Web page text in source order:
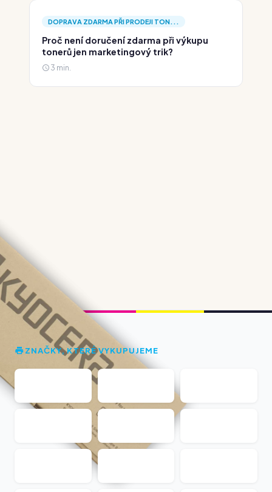
DOPRAVA ZDARMA PŘI PRODEJI TON...
Proč není doručení zdarma při výkupu
tonerů jen marketingový trik?
3 min.
ZNAČKY, KTERÉ VYKUPUJEME